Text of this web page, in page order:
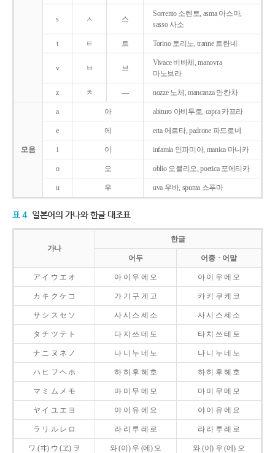
s ㅅ 스
Sorrento 소렌토, asma 아스마,
sasso 사소
t ㅌ 트 Torino 토리노, tranne 트란네
v ㅂ 브
Vivace 비바체, manovra
마노브라
z ㅊ ― nozze 노체, mancanza 만칸차
모음
a 아 abituro 아비투로, capra 카프라
e 에 erta 에르타, padrone 파드로네
i 이 infamia 인파미아, manica 마니카
o 오 oblio 오블리오, poetica 포에티카
u 우 uva 우바, spuma 스푸마
표 4 일본어의 가나와 한글 대조표
가나
한글
어두 어중ㆍ어말
ア イ ウ エ オ 아 이 우 에 오 아 이 우 에 오
カ キ ク ケ コ 가 기 구 게 고 카 키 쿠 케 코
サ シ ス セ ソ 사 시 스 세 소 사 시 스 세 소
タ チ ツ テ ト 다 지 쓰 데 도 타 치 쓰 테 토
ナ ニ ヌ ネ ノ 나 니 누 네 노 나 니 누 네 노
ハ ヒ フ ヘ ホ 하 히 후 헤 호 하 히 후 헤 호
マ ミ ム メ モ 마 미 무 메 모 마 미 무 메 모
ヤ イ ユ エ ヨ 야 이 유 에 요 야 이 유 에 요
ラ リ ル レ ロ 라 리 루 레 로 라 리 루 레 로
ワ (ヰ) ウ (ヱ) ヲ 와 (이) 우 (에) 오 와 (이) 우 (에) 오